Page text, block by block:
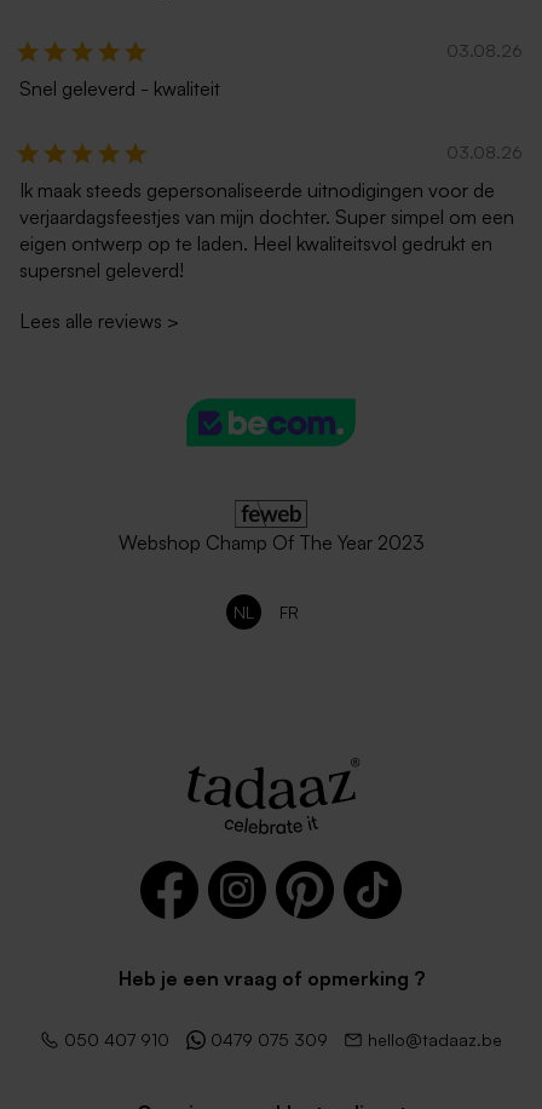
03.08.26
Snel geleverd - kwaliteit
03.08.26
Ik maak steeds gepersonaliseerde uitnodigingen voor de
verjaardagsfeestjes van mijn dochter. Super simpel om een
eigen ontwerp op te laden. Heel kwaliteitsvol gedrukt en
supersnel geleverd!
Lees alle reviews >
Webshop Champ Of The Year 2023
NL FR
Heb je een vraag of opmerking ?
050 407 910 0479 075 309 hello@tadaaz.be